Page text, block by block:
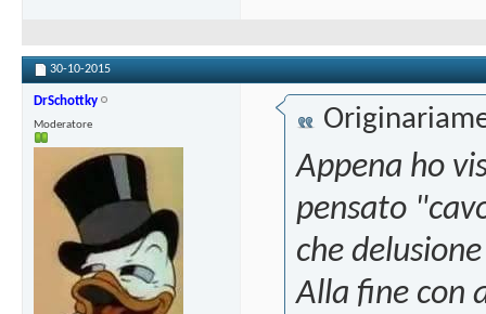
30-10-2015
DrSchottky
Moderatore
Appena ho
pensato
che
Alla fine con